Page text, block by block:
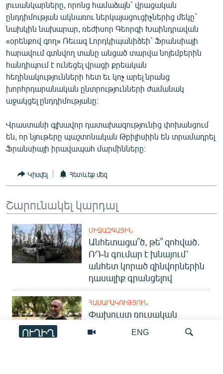
ԱՐԽԻՎ
ՏԵՍԱՆՅՈՒԹԵՐ
ԲԱՆԱՎԵՃ
ՁԳՏԵԼՈՎ ԼԱՎԱԳՈՒՅՆԻՆ
ՓՈԴՔԱՍԹ
Հայերեն
English
Русский
ՀԵՏԵՎԵՔ ՄԵԶ
«Ազատության» բոլոր կայքերը
ENG
ՈՒՂԻՂ
լուսանկարները, որոնց համաձայն` վրացական
ընդդիմության ակնառու ներկայացուցիչներից մեկը`
նախկին նախարար, ռեժիսոր Գեորգի Խաինդրավան
«օրենքով գող» Ռեւազ Լորդկիպանիձեի` Ֆրանսիայի
հարավում գտնվող տանը անցած տարվա նոյեմբերին
հանդիպում է ունեցել վրացի քրեական
հեղինակությունների հետ եւ կոչ արել նրանց
խորհրդարանական ընտրությունների ժամանակ
աջակցել ընդդիմությանը։
Վրաստանի գլխավոր դատախազությունից փոխանցում
են, որ նյութերը պաշտոնական Թբիլիսիին են տրամադրել
Ֆրանսիայի իրավապահ մարմինները։
Կիսվել Հետևեք մեզ
Շարունակել կարդալ
ՄԻՋԱԶԳԱՅԻՆ
Անհետացա՞ծ, թե՞ զոհված․
ՌԴ-ն գումար է խնայում՝
անհետ կորած զինվորներին
դասալիք գրանցելով
ՀԱՍԱՐԱԿՈՒԹՅՈՒՆ
Փախուստ ռուսական
զորամասից. ինչու է ռուսների
հոսքը Հայաստան կրկին